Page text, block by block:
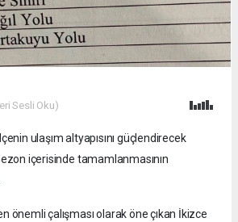
Sesli Oku)
ulaşım altyapısını güçlendirecek
içerisinde tamamlanmasının
önemli çalışması olarak öne çıkan İkizce